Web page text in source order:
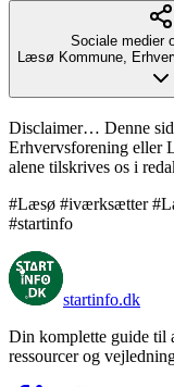
Sociale medier
Læsø Kommune,
Disclaimer… Denne
Erhvervsforening eller
alene tilskrives os i
#Læsø #iværksætter
#startinfo
startinfo.dk
Din komplette guide til
ressourcer og